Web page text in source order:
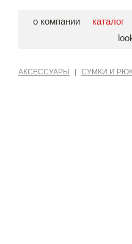
о компании каталог
АКСЕССУАРЫ СУМКИ И